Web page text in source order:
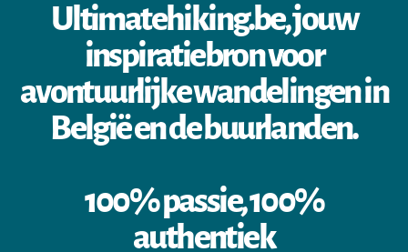
Ultimatehiking.be, jouw
inspiratiebron voor
avontuurlijke wandelingen in
België en de buurlanden.
100% passie, 100%
authentiek